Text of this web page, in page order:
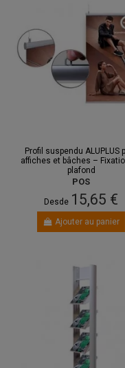
Profil suspendu ALUPLUS
affiches et bâches –
plafond
POS
Desde 15,65 €
Ajouter au panier